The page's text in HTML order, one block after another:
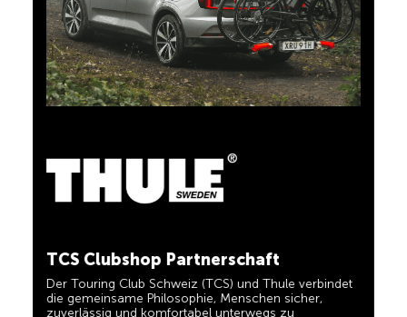
die gemeinsame Philosophie, Menschen sicher,
zuverlässig und komfortabel unterwegs zu
Verantwortung und Praxistauglichkeit und stellen die
Bedürfnisse von Reisenden und aktiven Familien in den
Mittelpunkt.
Jetzt Entdecken
5% Cashback
Mastercard® und Sie erhalten automatisch 5% als
Cashback zurück erstattet. Die TCS Member
Mastercard ist TCS Mitglieds-, Bezahl- und Sparkarte
in einem und für TCS-Mitglieder dauerhaft kostenlos.
Produkte erfüllen und Ihnen zuverlässige, nützliche
Helfer sein, wenn Sie unterwegs sind. Sie erkennen
my side'.
Jetzt Entdecken